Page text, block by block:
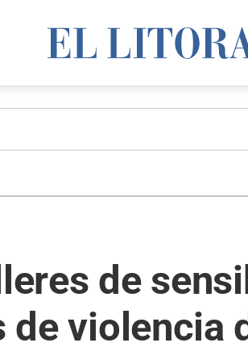
de
violencia